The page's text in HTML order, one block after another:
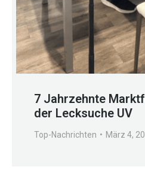
7 Jahrzehnte
der Lecksuche UV
Top-Nachrichten März 4,